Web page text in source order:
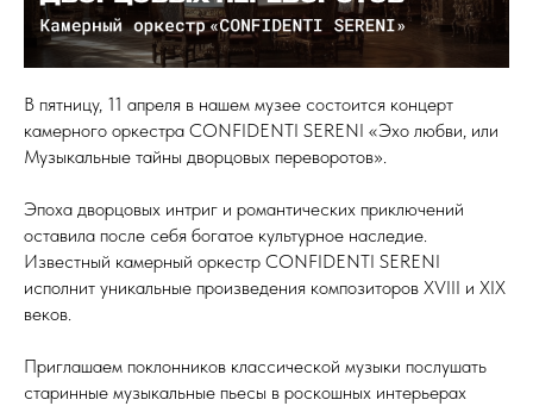
В пятницу, 11 апреля в нашем музее состоится концерт
камерного оркестра CONFIDENTI SERENI «Эхо любви, или
Музыкальные тайны дворцовых переворотов».
Эпоха дворцовых интриг и романтических приключений
оставила после себя богатое культурное наследие.
Известный камерный оркестр CONFIDENTI SERENI
исполнит уникальные произведения композиторов XVIII и XIX
веков.
Приглашаем поклонников классической музыки послушать
старинные музыкальные пьесы в роскошных интерьерах